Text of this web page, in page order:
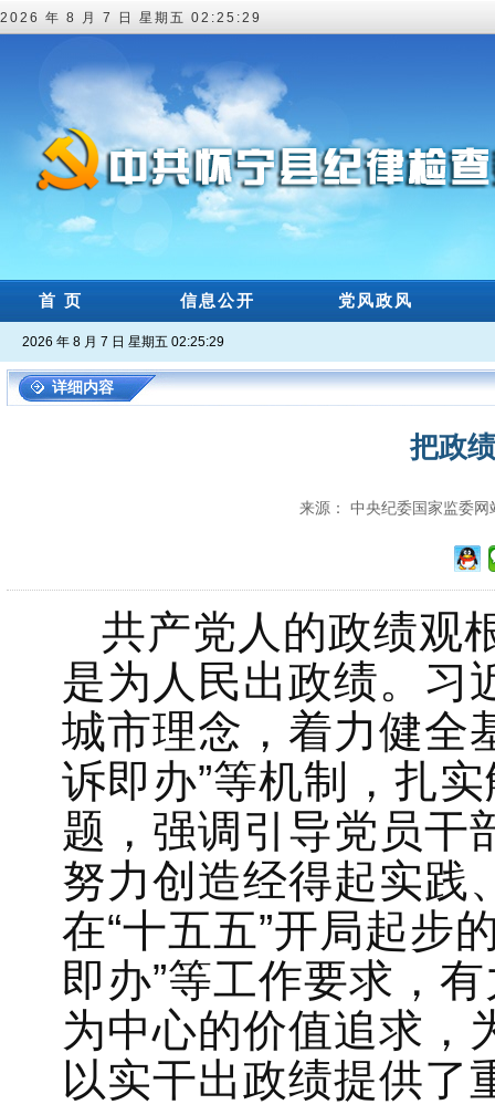
2026 年 8 月 7 日 星期五 02:25:29
首 页 信息公开 党风政风
2026 年 8 月 7 日 星期五 02:25:29
详细内容
把政
来源： 中央纪委国家监委
共产党人的政绩观
是为人民出政绩。习
城市理念，着力健全
诉即办”等机制，扎
题，强调引导党员干
努力创造经得起实践
在“十五五”开局起步
即办”等工作要求，
为中心的价值追求，
以实干出政绩提供了